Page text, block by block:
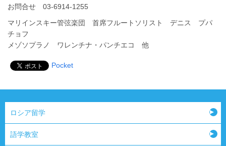
お問合せ 03-6914-1255
マリインスキー管弦楽団 首席フルートソリスト デニス プパ
チョフ
メゾソプラノ ワレンチナ・パンチエコ 他
Pocket
ロシア留学
語学教室